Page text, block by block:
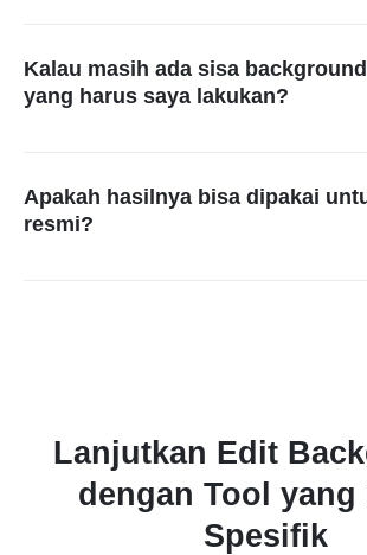
membuat ukuran, bayangan, atau warna
Kalau masih ada sisa
yang harus saya lakukan?
objek foto sebelum mengunduh hasil akhir.
Apakah hasilnya bisa dipakai
resmi?
Lanjutkan Edit
dengan Tool yang
Spesifik